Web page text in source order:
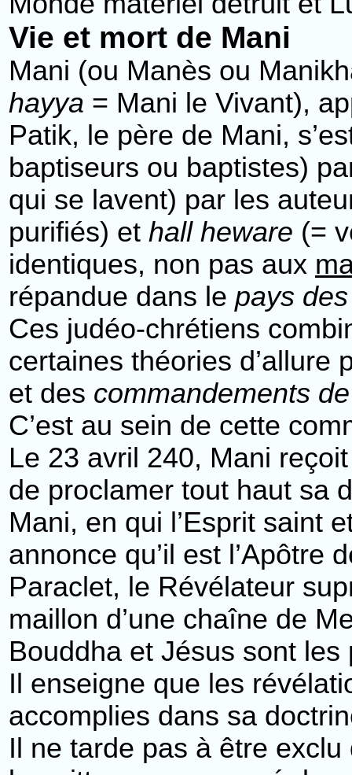
Vie et mort de Mani
Mani (ou Manès ou
hayya = Mani le Vivant),
Patik, le père de Mani,
baptiseurs ou baptistes)
qui se lavent) par les
purifiés) et hall heware (=
identiques, non pas aux
répandue dans le pays
Ces judéo-chrétiens
certaines théories d’allure
et des commandements
C’est au sein de cette
Le 23 avril 240, Mani
de proclamer tout haut sa
Mani, en qui l’Esprit saint
annonce qu’il est l’Apôtre
Paraclet, le Révélateur
maillon d’une chaîne de
Bouddha et Jésus sont les
Il enseigne que les
accomplies dans sa
Il ne tarde pas à être